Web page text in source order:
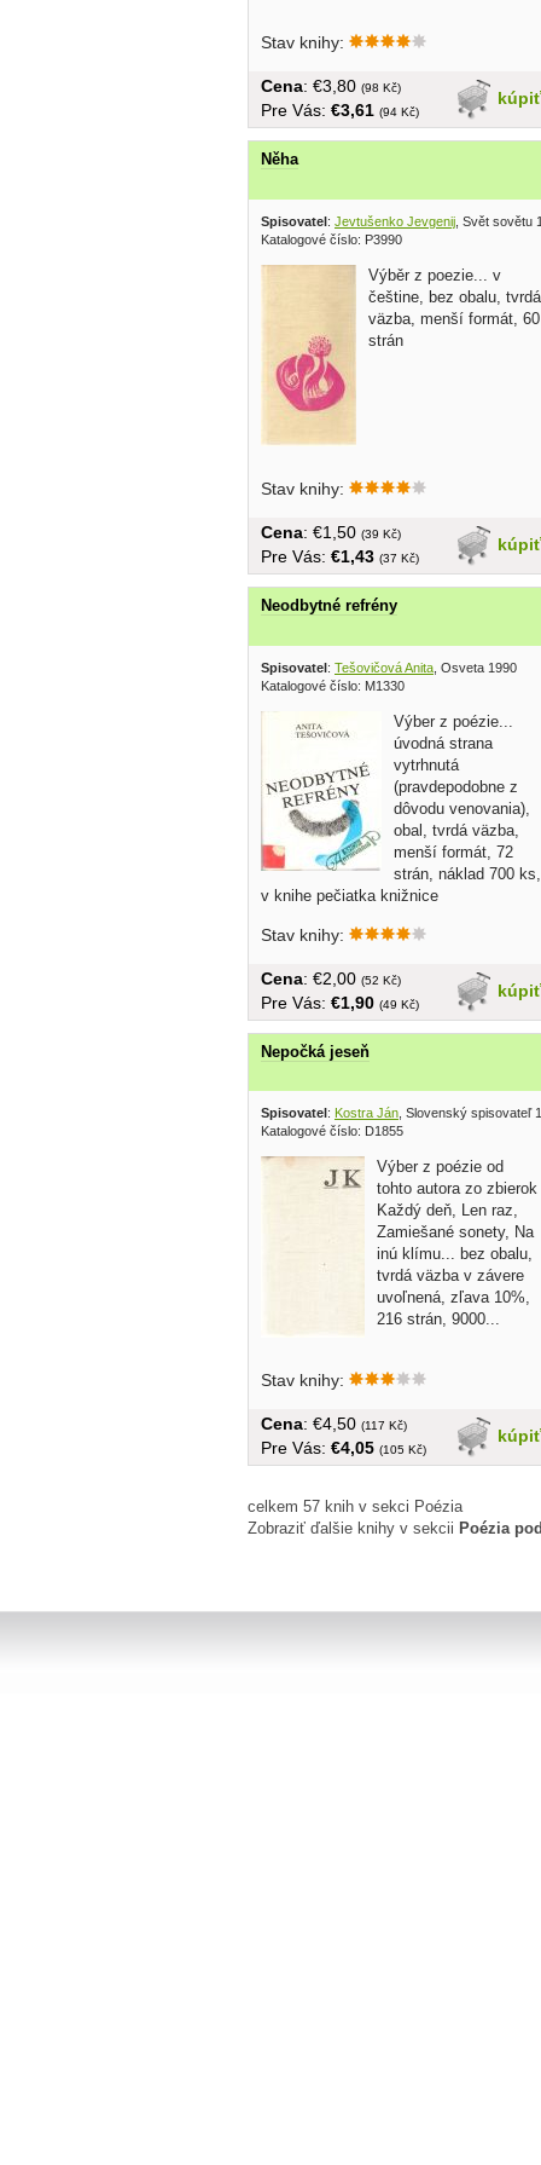
Stav knihy:
kúpiť
Cena: €3,80 (98 Kč)
Pre Vás: €3,61 (94 Kč)
Něha
Spisovatel: Jevtušenko Jevgenij , Svět sovětu
Katalogové číslo: P3990
Výběr z poezie... v
češtine, bez obalu, tvrdá
väzba, menší formát, 60
strán
Stav knihy:
kúpiť
Cena: €1,50 (39 Kč)
Pre Vás: €1,43 (37 Kč)
Neodbytné refrény
Spisovatel: Tešovičová Anita , Osveta 1990
Katalogové číslo: M1330
Výber z poézie...
úvodná strana
vytrhnutá
(pravdepodobne z
dôvodu venovania),
obal, tvrdá väzba,
menší formát, 72
strán, náklad 700 ks,
v knihe pečiatka knižnice
Stav knihy:
kúpiť
Cena: €2,00 (52 Kč)
Pre Vás: €1,90 (49 Kč)
Nepočká jeseň
Spisovatel : Kostra Ján , Slovenský spisovateľ
Katalogové číslo: D1855
Výber z poézie od
tohto autora zo zbierok
Každý deň, Len raz,
Zamiešané sonety, Na
inú klímu... bez obalu,
tvrdá väzba v závere
uvoľnená, zľava 10%,
216 strán, 9000...
Stav knihy:
kúpiť
Cena: €4,50 (117 Kč)
Pre Vás: €4,05 (105 Kč)
celkem 57 knih v sekci Poézia
Zobraziť ďalšie knihy v sekcii Poézia